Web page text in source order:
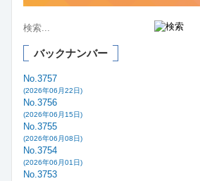
バックナンバー
No.3757
(2026年06月22日)
No.3756
(2026年06月15日)
No.3755
(2026年06月08日)
No.3754
(2026年06月01日)
No.3753